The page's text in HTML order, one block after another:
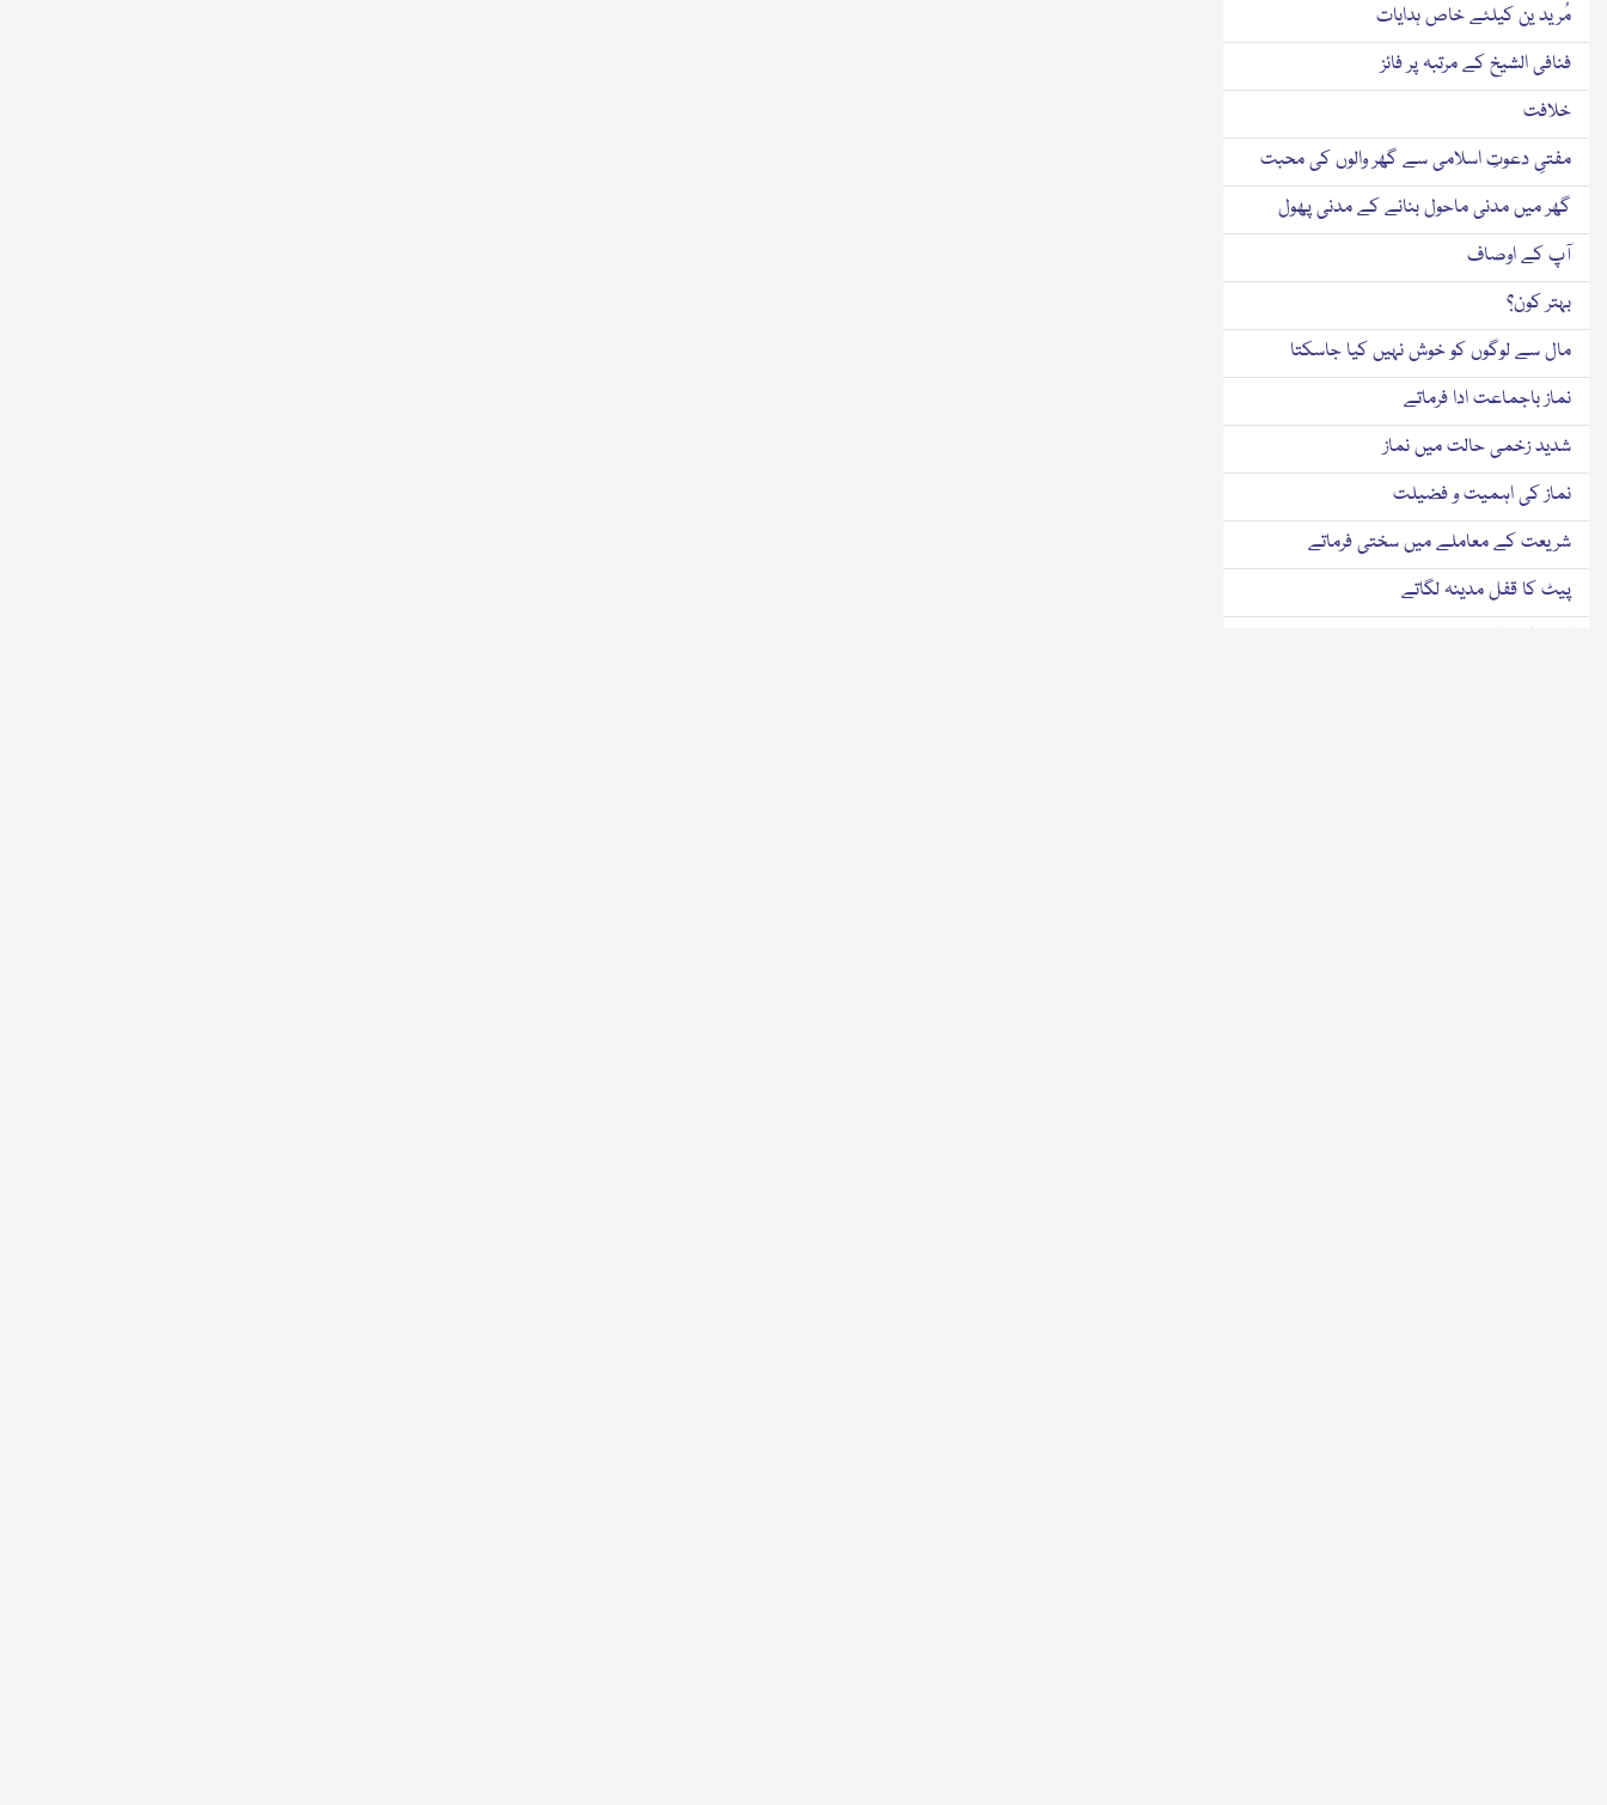
مُرید ین کیلئے خاص ہدایات
فنافی الشیخ کے مرتبہ پر فائز
خلافت
مفتیِ دعوتِ اسلامی سے گھر والوں کی محبت
گھر میں مدنی ماحول بنانے کے مدنی پھول
آپ کے اوصاف
بہتر کون؟
مال سے لوگوں کو خوش نہیں کیا جاسکتا
نماز باجماعت ادا فرماتے
شدید زخمی حالت میں نماز
نماز کی اہمیت و فضیلت
شریعت کے معاملے میں سختی فرماتے
پیٹ کا قفل مدینہ لگاتے